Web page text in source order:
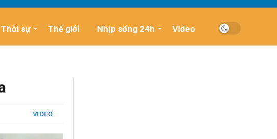
Thời sự Thế giới Nhịp sống 24h Video
VIDEO